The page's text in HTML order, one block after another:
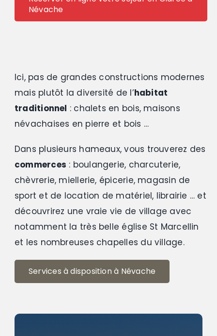
Névache
Ici, pas de grandes constructions modernes
mais plutôt la diversité de l’habitat
traditionnel : chalets en bois, maisons
névachaises en pierre et bois …
Dans plusieurs hameaux, vous trouverez des
commerces : boulangerie, charcuterie,
chèvrerie, miellerie, épicerie, magasin de
sport et de location de matériel, librairie … et
découvrirez une vraie vie de village avec
notamment la très belle église St Marcellin
et les nombreuses chapelles du village.
Services à disposition à Névache